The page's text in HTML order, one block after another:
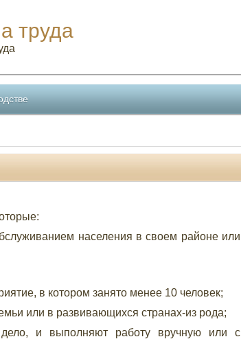
труда
населения в своем районе или
в котором занято менее 10 человек;
или в развивающихся странах-из рода;
и выполняют работу вручную или с